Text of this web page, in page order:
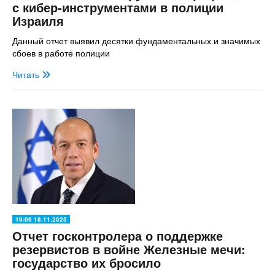
с кибер-инструментами в полиции
Израиля
Данный отчет выявил десятки фундаментальных и значимых
сбоев в работе полиции
Читать
19:06 18.11.2025
Отчет госконтролера о поддержке
резервистов в войне Железные мечи:
государство их бросило